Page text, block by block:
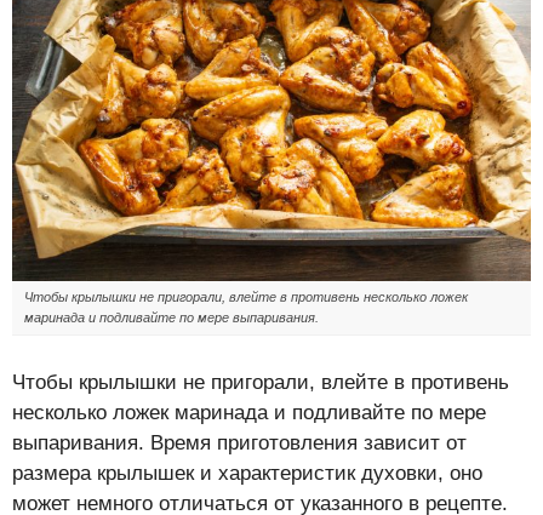
Чтобы крылышки не пригорали, влейте в противень несколько ложек
маринада и подливайте по мере выпаривания.
Чтобы крылышки не пригорали, влейте в противень
несколько ложек маринада и подливайте по мере
выпаривания. Время приготовления зависит от
размера крылышек и характеристик духовки, оно
может немного отличаться от указанного в рецепте.